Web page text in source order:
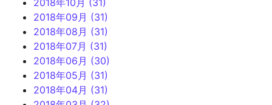
2018年09月 (31)
2018年08月 (31)
2018年07月 (31)
2018年06月 (30)
2018年05月 (31)
2018年04月 (31)